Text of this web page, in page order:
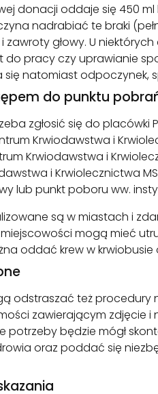
donacji oddaje się 450 ml
nadrabiać te braki
zawroty głowy. U
pracy czy uprawianie
się natomiast odpoczynek,
do punktu
zgłosić się do placówki
Krwiodawstwa i
Krwiodawstwa i
i Krwiolecznictwa
lub punkt poboru ww.
są w miastach i
mogą mieć
oddać krew w krwiobusie
odstraszać też procedury
zawierającym zdjęcie i
potrzeby będzie mógł
oraz poddać się